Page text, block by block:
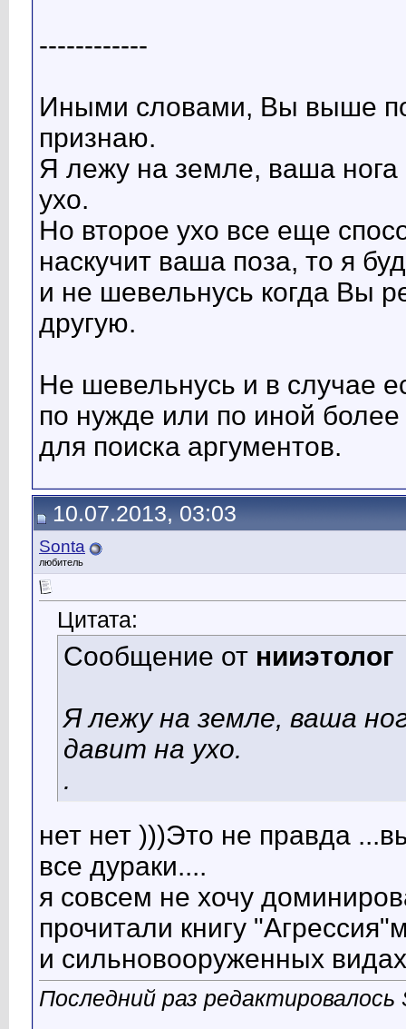
------------
Иными словами, Вы выше по
признаю.
Я лежу на земле, ваша
ухо.
Но второе ухо все еще
наскучит ваша поза, то я
и не шевельнусь когда Вы
другую.
Не шевельнусь и в случае
по нужде или по иной
для поиска аргументов.
10.07.2013, 03:03
Sonta
любитель
Цитата:
Сообщение от нииэтолог
Я лежу на земле, ваша
давит на ухо.
.
нет нет )))Это не правда
все дураки....
я совсем не хочу
прочитали книгу
и сильновооруженных видах
Последний раз